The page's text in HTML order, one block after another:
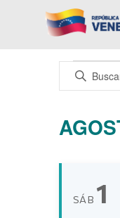
vistas
de
Introduce
la
clave.
la
deSÁB 1